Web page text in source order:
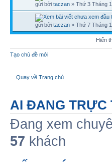
gửi bởi taczan » Thứ 3 Tháng
gửi bởi taczan » Thứ 7 Tháng
Hiển
Tạo chủ đề mới
Quay về Trang chủ
AI ĐANG TRỰC
Đang xem
57 khách